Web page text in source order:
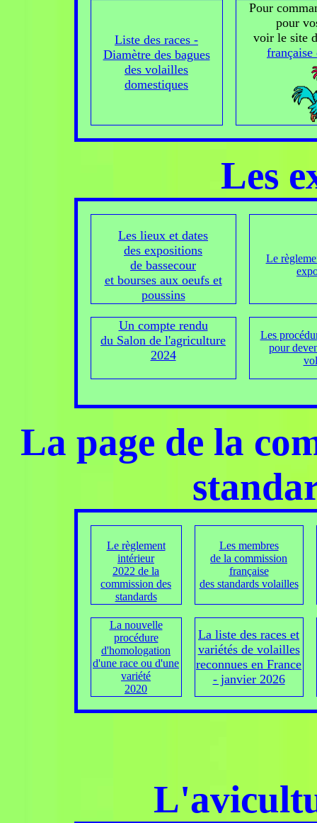
Liste des races -
Diamètre des bagues
des volailles
domestiques
Pour
pour
voir le site
Les
Les lieux et dates
des expositions
de bassecour
et bourses aux oeufs et
poussins
Le
Un compte rendu
du Salon de l'agriculture
2024
Les
pour
La page de la
Le règlement
intérieur
2022 de la
commission des
standards
Les membres
de la commission
française
des standards volailles
La nouvelle
procédure
d'homologation
d'une race ou d'une
variété
2020
La liste des races et
variétés de volailles
reconnues en France
- janvier 2026